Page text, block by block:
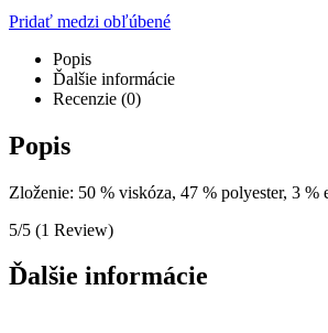
Pridať medzi obľúbené
Popis
Ďalšie informácie
Recenzie (0)
Popis
Zloženie: 50 % viskóza, 47 % polyester, 3 %
5/5 (1 Review)
Ďalšie informácie